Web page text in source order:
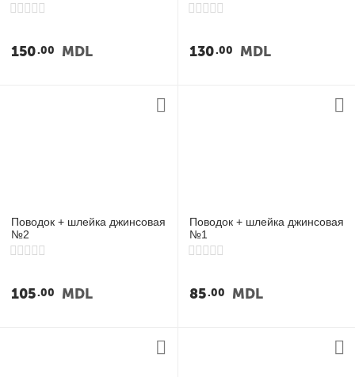
150 00 MDL 130 00 MDL
Поводок + шлейка джинсовая
№2
105 00 MDL
Поводок + шлейка джинсовая
№1
85 00 MDL